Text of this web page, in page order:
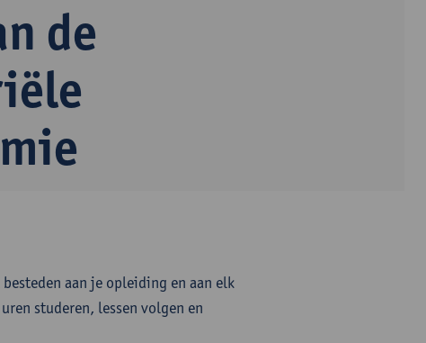
de
aan je opleiding en aan elk
studeren, lessen volgen en